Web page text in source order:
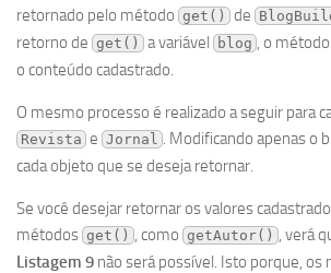
retornado pelo método get() de
retorno de get() a variável blog , o método
o conteúdo cadastrado.
O mesmo processo é realizado a seguir para
Revista e Jornal . Modificando apenas o
cada objeto que se deseja retornar.
Se você desejar retornar os valores
métodos get() , como getAutor() , verá
Listagem 9 não será possível. Isto porque, os